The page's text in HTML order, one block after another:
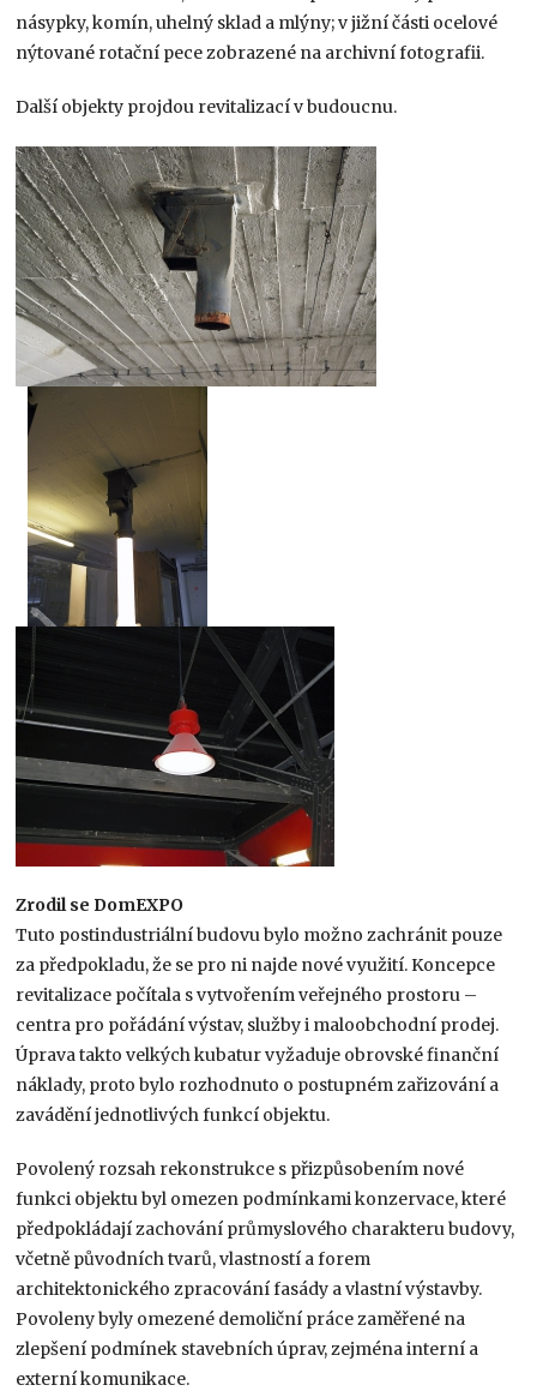
násypky, komín, uhelný sklad a mlýny; v jižní části ocelové
nýtované rotační pece zobrazené na archivní fotografii.
Další objekty projdou revitalizací v budoucnu.
Zrodil se DomEXPO
Tuto postindustriální budovu bylo možno zachránit pouze
za předpokladu, že se pro ni najde nové využití. Koncepce
revitalizace počítala s vytvořením veřejného prostoru –
centra pro pořádání výstav, služby i maloobchodní prodej.
Úprava takto velkých kubatur vyžaduje obrovské finanční
náklady, proto bylo rozhodnuto o postupném zařizování a
zavádění jednotlivých funkcí objektu.
Povolený rozsah rekonstrukce s přizpůsobením nové
funkci objektu byl omezen podmínkami konzervace, které
předpokládají zachování průmyslového charakteru budovy,
včetně původních tvarů, vlastností a forem
architektonického zpracování fasády a vlastní výstavby.
Povoleny byly omezené demoliční práce zaměřené na
zlepšení podmínek stavebních úprav, zejména interní a
externí komunikace.